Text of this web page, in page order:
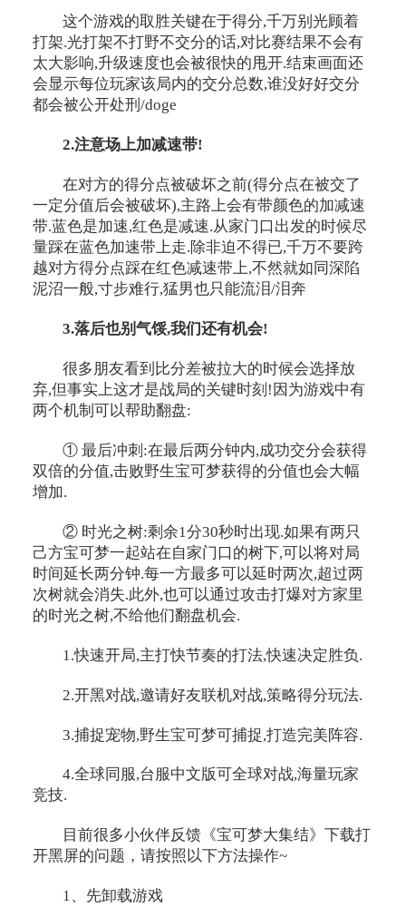
这个游戏的取胜关键在于得分,千万别光顾着
打架.光打架不打野不交分的话,对比赛结果不会有
太大影响,升级速度也会被很快的甩开.结束画面还
会显示每位玩家该局内的交分总数,谁没好好交分
都会被公开处刑/doge
2.注意场上加减速带!
在对方的得分点被破坏之前(得分点在被交了
一定分值后会被破坏),主路上会有带颜色的加减速
带.蓝色是加速,红色是减速.从家门口出发的时候尽
量踩在蓝色加速带上走.除非迫不得已,千万不要跨
越对方得分点踩在红色减速带上,不然就如同深陷
泥沼一般,寸步难行,猛男也只能流泪/泪奔
3.落后也别气馁,我们还有机会!
很多朋友看到比分差被拉大的时候会选择放
弃,但事实上这才是战局的关键时刻!因为游戏中有
两个机制可以帮助翻盘:
① 最后冲刺:在最后两分钟内,成功交分会获得
双倍的分值,击败野生宝可梦获得的分值也会大幅
增加.
② 时光之树:剩余1分30秒时出现.如果有两只
己方宝可梦一起站在自家门口的树下,可以将对局
时间延长两分钟.每一方最多可以延时两次,超过两
次树就会消失.此外,也可以通过攻击打爆对方家里
的时光之树,不给他们翻盘机会.
1.快速开局,主打快节奏的打法,快速决定胜负.
2.开黑对战,邀请好友联机对战,策略得分玩法.
3.捕捉宠物,野生宝可梦可捕捉,打造完美阵容.
4.全球同服,台服中文版可全球对战,海量玩家
竞技.
目前很多小伙伴反馈《宝可梦大集结》下载打
开黑屏的问题，请按照以下方法操作~
1、先卸载游戏